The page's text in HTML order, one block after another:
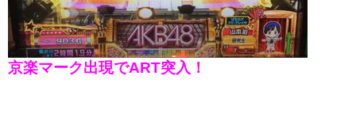
京楽マーク出現でART突入！